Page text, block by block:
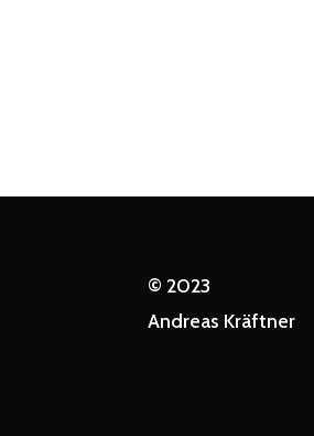
© 2023
Andreas Kräftner